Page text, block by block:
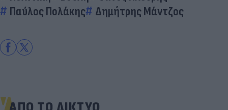
Παύλος Πολάκης
Δημήτρης Μάντζος